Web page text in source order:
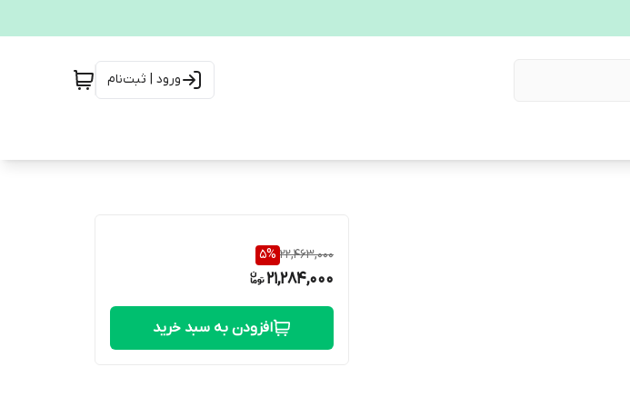
ورود | ثبت‌نام
22,463,000
5%
21,284,000
افزودن به سبد خرید